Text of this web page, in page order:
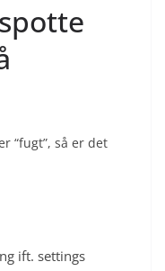
“fugt”, så er det
ift. settings